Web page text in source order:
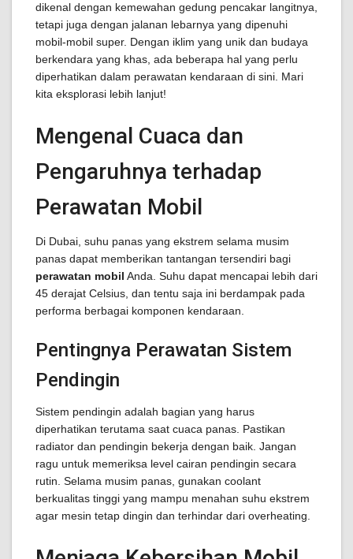
dikenal dengan kemewahan gedung pencakar langitnya,
tetapi juga dengan jalanan lebarnya yang dipenuhi
mobil-mobil super. Dengan iklim yang unik dan budaya
berkendara yang khas, ada beberapa hal yang perlu
diperhatikan dalam perawatan kendaraan di sini. Mari
kita eksplorasi lebih lanjut!
Mengenal Cuaca dan
Pengaruhnya terhadap
Perawatan Mobil
Di Dubai, suhu panas yang ekstrem selama musim
panas dapat memberikan tantangan tersendiri bagi
perawatan mobil Anda. Suhu dapat mencapai lebih dari
45 derajat Celsius, dan tentu saja ini berdampak pada
performa berbagai komponen kendaraan.
Pentingnya Perawatan Sistem
Pendingin
Sistem pendingin adalah bagian yang harus
diperhatikan terutama saat cuaca panas. Pastikan
radiator dan pendingin bekerja dengan baik. Jangan
ragu untuk memeriksa level cairan pendingin secara
rutin. Selama musim panas, gunakan coolant
berkualitas tinggi yang mampu menahan suhu ekstrem
agar mesin tetap dingin dan terhindar dari overheating.